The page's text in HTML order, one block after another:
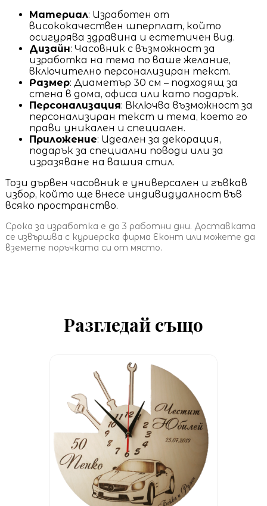
Материал: Изработен от
висококачествен шперплат, който
осигурява здравина и естетичен вид.
Дизайн: Часовник с възможност за
изработка на тема по ваше желание,
включително персонализиран текст.
Размер: Диаметър 30 см – подходящ за
стена в дома, офиса или като подарък.
Персонализация: Включва възможност за
персонализиран текст и тема, което го
прави уникален и специален.
Приложение: Идеален за декорация,
подарък за специални поводи или за
изразяване на вашия стил.
Този дървен часовник е универсален и гъвкав
избор, който ще внесе индивидуалност във
всяко пространство.
Срока за изработка е до 3 работни дни. Доставката
се извършва с куриерска фирма Еконт или можете да
вземете поръчката си от място.
Разгледай също